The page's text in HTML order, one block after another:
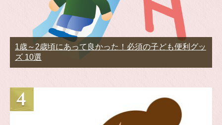
1歳～2歳頃にあって良かった！必須の子ども便利グッ
ズ 10選